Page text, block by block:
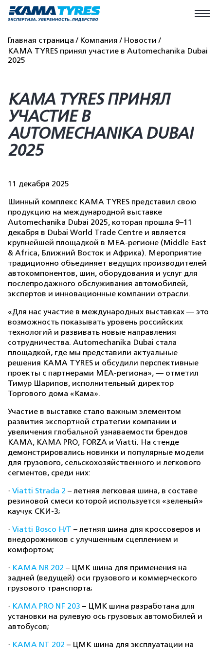
Главная страница Компания
Новости
KAMA TYRES принял участие в Automechanika Dubai
2025
KAMA TYRES ПРИНЯЛ
УЧАСТИЕ В
AUTOMECHANIKA DUBAI
2025
11 декабря 2025
Шинный комплекс KAMA TYRES представил свою
продукцию на международной выставке
Automechanika Dubai 2025, которая прошла 9–11
декабря в Dubai World Trade Centre и является
крупнейшей площадкой в MEA-регионе (Middle East
& Africa, Ближний Восток и Африка). Мероприятие
традиционно объединяет ведущих производителей
автокомпонентов, шин, оборудования и услуг для
послепродажного обслуживания автомобилей,
экспертов и инновационные компании отрасли.
«Для нас участие в международных выставках — это
возможность показывать уровень российских
технологий и развивать новые направления
сотрудничества. Automechanika Dubai стала
площадкой, где мы представили актуальные
решения KAMA TYRES и обсудили перспективные
проекты с партнерами MEA-региона», — отметил
Тимур Шарипов, исполнительный директор
Торгового дома «Кама».
Участие в выставке стало важным элементом
развития экспортной стратегии компании и
увеличения глобальной узнаваемости брендов
KAMA, KAMA PRO, FORZA и Viatti. На стенде
демонстрировались новинки и популярные модели
для грузового, сельскохозяйственного и легкового
сегментов, среди них:
· Viatti Strada 2 – летняя легковая шина, в составе
резиновой смеси которой используется «зеленый»
каучук СКИ-3;
· Viatti Bosco H/T – летняя шина для кроссоверов и
внедорожников с улучшенным сцеплением и
комфортом;
· KAMA NR 202 – ЦМК шина для применения на
задней (ведущей) оси грузового и коммерческого
грузового транспорта;
· KAMA PRO NF 203 – ЦМК шина разработана для
установки на рулевую ось грузовых автомобилей и
автобусов;
· KAMA NT 202 – ЦМК шина для эксплуатации на